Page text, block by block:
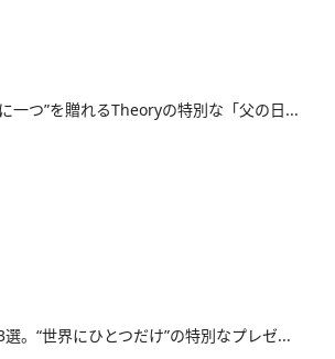
一つ”を贈れるTheoryの特別な「父の日...
。“世界にひとつだけ”の特別なプレゼ...